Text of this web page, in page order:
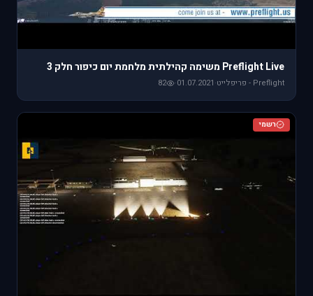
Preflight Live משימה קהילתית מלחמת יום כיפור חלק 3
Preflight - פריפלייט ·
01.07.2021
·
82
רשמי